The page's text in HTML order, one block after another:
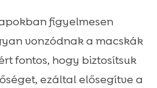
figyelmesen
vonzódnak a macskák
fontos, hogy biztosítsuk
ezáltal elősegítve a